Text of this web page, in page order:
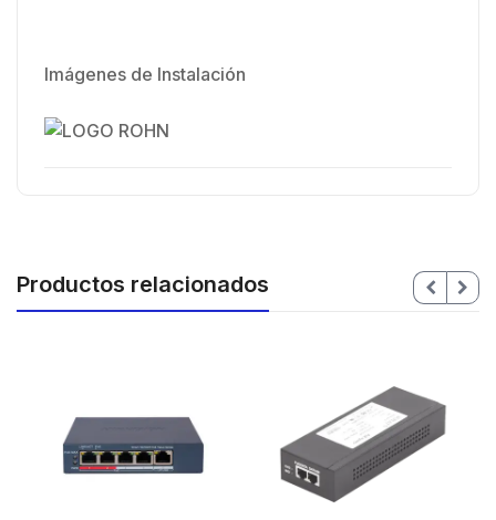
Imágenes de Instalación
Productos relacionados